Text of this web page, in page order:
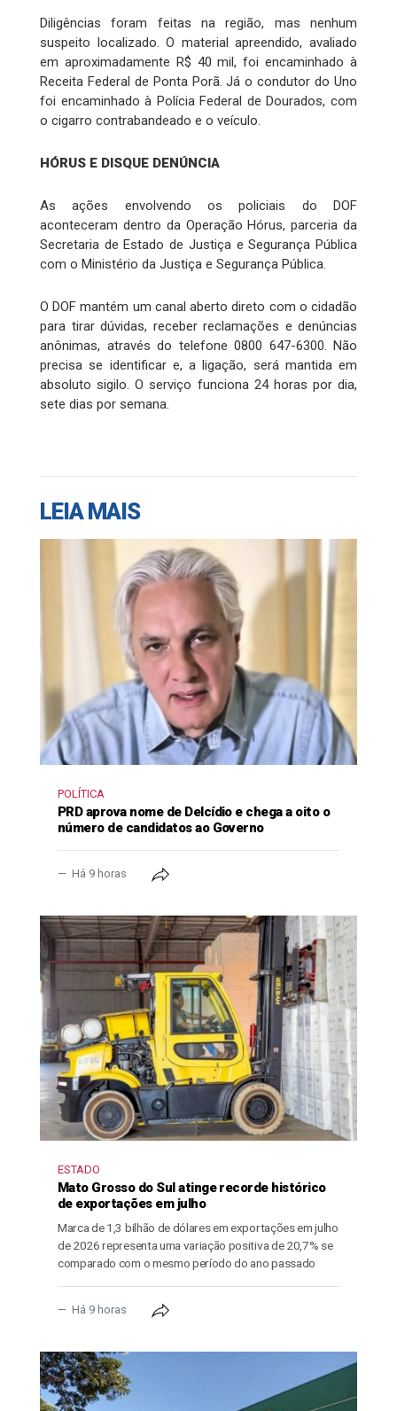
Diligências foram feitas na região, mas nenhum
suspeito localizado. O material apreendido, avaliado
em aproximadamente R$ 40 mil, foi encaminhado à
Receita Federal de Ponta Porã. Já o condutor do Uno
foi encaminhado à Polícia Federal de Dourados, com
o cigarro contrabandeado e o veículo.
HÓRUS E DISQUE DENÚNCIA
As ações envolvendo os policiais do DOF
aconteceram dentro da Operação Hórus, parceria da
Secretaria de Estado de Justiça e Segurança Pública
com o Ministério da Justiça e Segurança Pública.
O DOF mantém um canal aberto direto com o cidadão
para tirar dúvidas, receber reclamações e denúncias
anônimas, através do telefone 0800 647-6300. Não
precisa se identificar e, a ligação, será mantida em
absoluto sigilo. O serviço funciona 24 horas por dia,
sete dias por semana.
LEIA MAIS
POLÍTICA
PRD aprova nome de Delcídio e chega a oito o
número de candidatos ao Governo
Há 9 horas
ESTADO
Mato Grosso do Sul atinge recorde histórico
de exportações em julho
Marca de 1,3 bilhão de dólares em exportações em julho
de 2026 representa uma variação positiva de 20,7% se
comparado com o mesmo período do ano passado
Há 9 horas